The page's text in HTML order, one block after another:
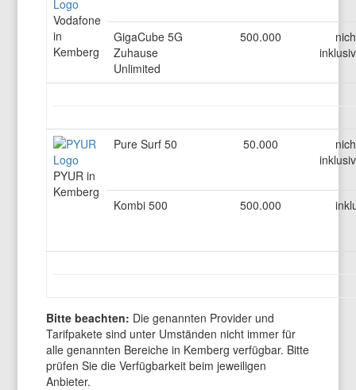
Vodafone
in
Kemberg
GigaCube 5G
Zuhause
Unlimited
500.000
PYUR in
Kemberg
Pure Surf 50 50.000
Kombi 500 500.000
Bitte beachten: Die genannten Provider und
Tarifpakete sind unter Umständen nicht immer für
alle genannten Bereiche in Kemberg verfügbar. Bitte
prüfen Sie die Verfügbarkeit beim jeweiligen
Anbieter.